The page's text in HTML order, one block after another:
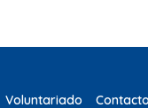
Voluntariado Contacto